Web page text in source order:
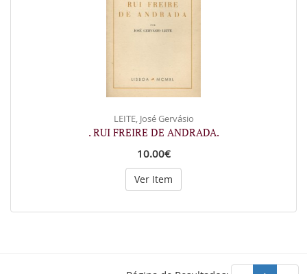
LEITE, José Gervásio
. RUI FREIRE DE ANDRADA.
10.00€
Ver Item